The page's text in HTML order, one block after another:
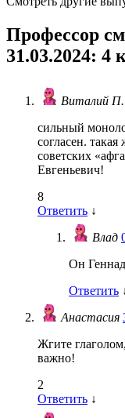
Профессор
31.03.2024: 4
Виталий П.
сильный
согласен.
советских
Евгеньевич!
8
Ответить ↓
Влад
Он
Ответить
Анастасия
Жгите
важно!
2
Ответить ↓